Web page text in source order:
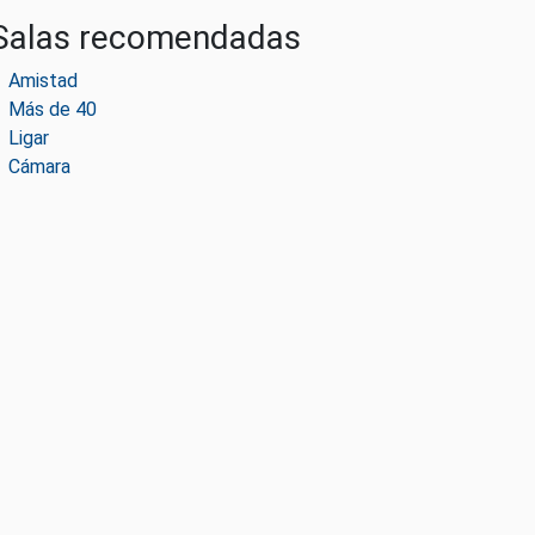
recomendadas
Amistad
Más de 40
Ligar
Cámara